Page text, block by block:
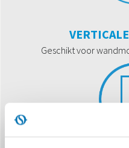
Geschikt voor